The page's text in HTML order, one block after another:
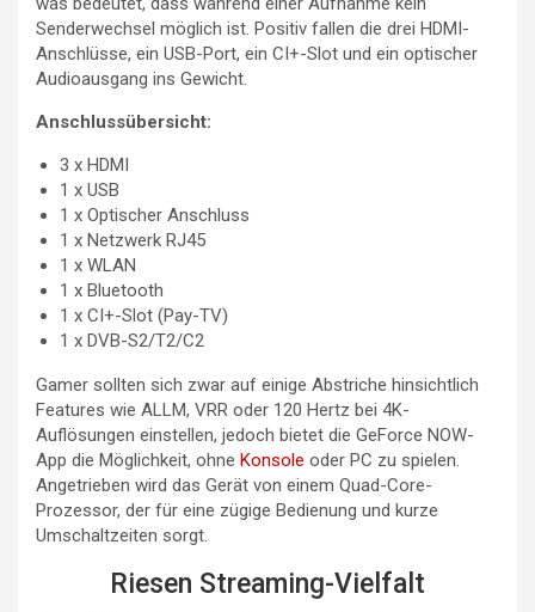
Senderwechsel möglich ist. Positiv fallen die drei HDMI-
Anschlüsse, ein USB-Port, ein CI+-Slot und ein optischer
Audioausgang ins Gewicht.
Anschlussübersicht:
3 x HDMI
1 x USB
1 x Optischer Anschluss
1 x Netzwerk RJ45
1 x WLAN
1 x Bluetooth
1 x CI+-Slot (Pay-TV)
1 x DVB-S2/T2/C2
Gamer sollten sich zwar auf einige Abstriche hinsichtlich
Features wie ALLM, VRR oder 120 Hertz bei 4K-
Auflösungen einstellen, jedoch bietet die GeForce NOW-
App die Möglichkeit, ohne Konsole oder PC zu spielen.
Angetrieben wird das Gerät von einem Quad-Core-
Prozessor, der für eine zügige Bedienung und kurze
Umschaltzeiten sorgt.
Riesen Streaming-Vielfalt